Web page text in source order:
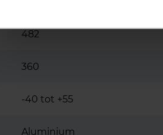
482
360
-40 tot +55
Aluminium